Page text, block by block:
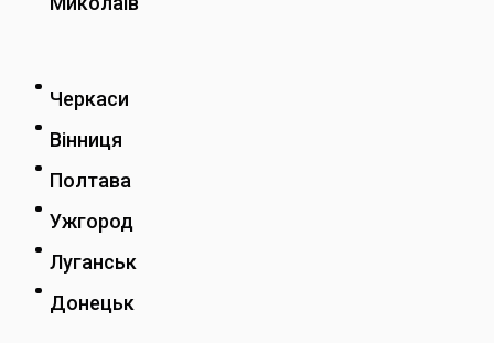
Черкаси
Вінниця
Полтава
Ужгород
Луганськ
Донецьк